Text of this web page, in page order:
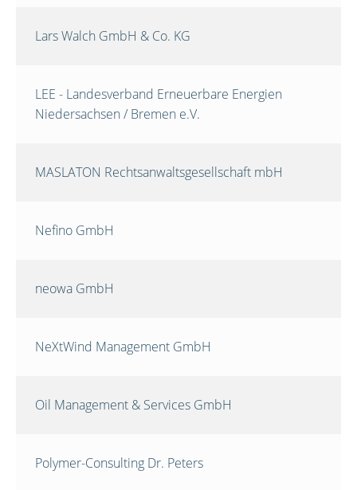
Lars Walch GmbH & Co. KG
LEE - Landesverband Erneuerbare Energien
Niedersachsen / Bremen e.V.
MASLATON Rechtsanwaltsgesellschaft mbH
Nefino GmbH
neowa GmbH
NeXtWind Management GmbH
Oil Management & Services GmbH
Polymer-Consulting Dr. Peters